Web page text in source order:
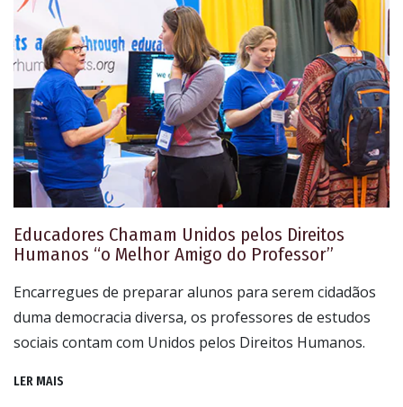
Educadores Chamam Unidos pelos Direitos
Humanos “o Melhor Amigo do Professor”
Encarregues de preparar alunos para serem cidadãos
duma democracia diversa, os professores de estudos
sociais contam com Unidos pelos Direitos Humanos.
LER MAIS